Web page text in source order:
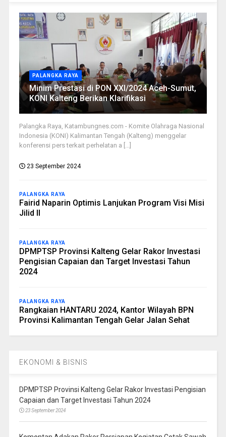
PALANGKA RAYA
Minim Prestasi di PON XXI/2024 Aceh-Sumut,
KONI Kalteng Berikan Klarifikasi
Palangka Raya, Katambungnes.com - Komite Olahraga Nasional
Indonesia (KONI) Kalimantan Tengah (Kalteng) menggelar
konferensi pers terkait perhelatan a [...]
23 September 2024
PALANGKA RAYA
Fairid Naparin Optimis Lanjukan Program Visi Misi
Jilid II
PALANGKA RAYA
DPMPTSP Provinsi Kalteng Gelar Rakor Investasi
Pengisian Capaian dan Target Investasi Tahun
2024
PALANGKA RAYA
Rangkaian HANTARU 2024, Kantor Wilayah BPN
Provinsi Kalimantan Tengah Gelar Jalan Sehat
EKONOMI & BISNIS
DPMPTSP Provinsi Kalteng Gelar Rakor Investasi Pengisian
Capaian dan Target Investasi Tahun 2024
23 September 2024